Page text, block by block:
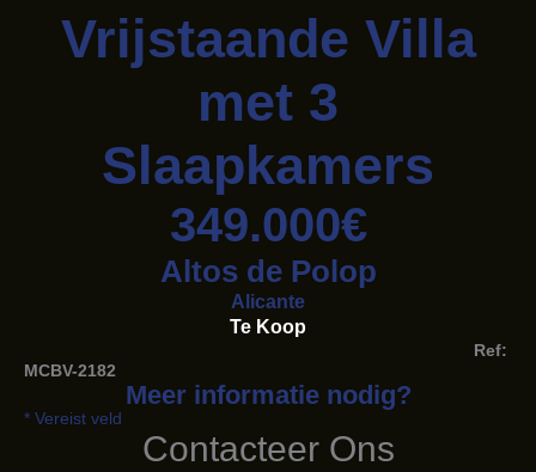
Vrijstaande Villa
met 3
Slaapkamers
349.000€
Altos de Polop
Alicante
Te Koop
Ref:
MCBV-2182
Meer informatie nodig?
* Vereist veld
Contacteer Ons